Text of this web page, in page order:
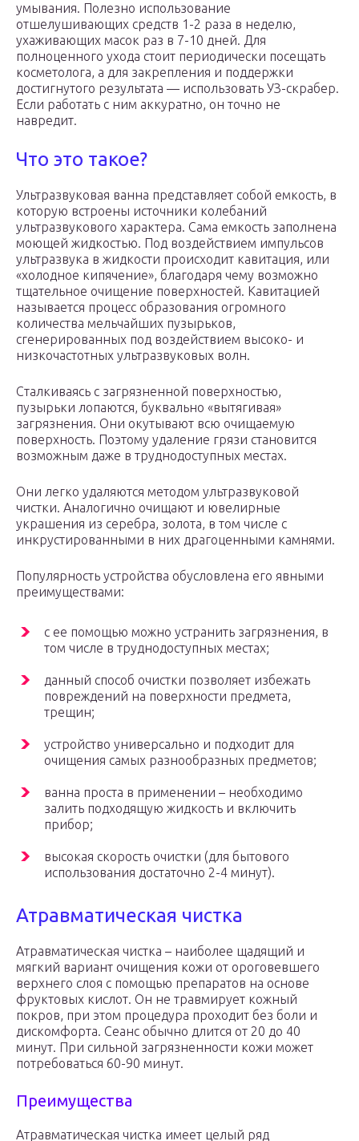
умывания. Полезно использование
отшелушивающих средств 1-2 раза в неделю,
ухаживающих масок раз в 7-10 дней. Для
полноценного ухода стоит периодически посещать
косметолога, а для закрепления и поддержки
достигнутого результата — использовать УЗ-скрабер.
Если работать с ним аккуратно, он точно не
навредит.
Что это такое?
Ультразвуковая ванна представляет собой емкость, в
которую встроены источники колебаний
ультразвукового характера. Сама емкость заполнена
моющей жидкостью. Под воздействием импульсов
ультразвука в жидкости происходит кавитация, или
«холодное кипячение», благодаря чему возможно
тщательное очищение поверхностей. Кавитацией
называется процесс образования огромного
количества мельчайших пузырьков,
сгенерированных под воздействием высоко- и
низкочастотных ультразвуковых волн.
Сталкиваясь с загрязненной поверхностью,
пузырьки лопаются, буквально «вытягивая»
загрязнения. Они окутывают всю очищаемую
поверхность. Поэтому удаление грязи становится
возможным даже в труднодоступных местах.
Они легко удаляются методом ультразвуковой
чистки. Аналогично очищают и ювелирные
украшения из серебра, золота, в том числе с
инкрустированными в них драгоценными камнями.
Популярность устройства обусловлена его явными
преимуществами:
с ее помощью можно устранить загрязнения, в
том числе в труднодоступных местах;
данный способ очистки позволяет избежать
повреждений на поверхности предмета,
трещин;
устройство универсально и подходит для
очищения самых разнообразных предметов;
ванна проста в применении – необходимо
залить подходящую жидкость и включить
прибор;
высокая скорость очистки (для бытового
использования достаточно 2-4 минут).
Атравматическая чистка
Атравматическая чистка – наиболее щадящий и
мягкий вариант очищения кожи от ороговевшего
верхнего слоя с помощью препаратов на основе
фруктовых кислот. Он не травмирует кожный
покров, при этом процедура проходит без боли и
дискомфорта. Сеанс обычно длится от 20 до 40
минут. При сильной загрязненности кожи может
потребоваться 60-90 минут.
Преимущества
Атравматическая чистка имеет целый ряд